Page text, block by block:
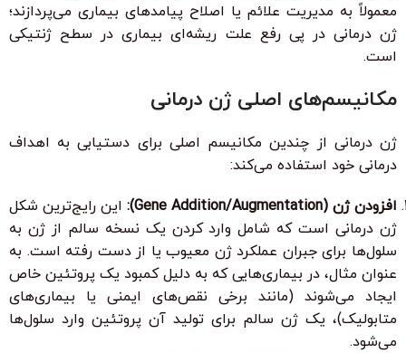
معمولاً به مدیریت علائم یا اصلاح پیامدهای بیماری می‌پردازند؛
ژن درمانی در پی رفع علت ریشه‌ای بیماری در سطح ژنتیکی
است.
مکانیسم‌های اصلی ژن درمانی
ژن درمانی از چندین مکانیسم اصلی برای دستیابی به اهداف
درمانی خود استفاده می‌کند:
افزودن ژن (Gene Addition/Augmentation):
این رایج‌ترین شکل
ژن درمانی است که شامل وارد کردن یک نسخه سالم از ژن به
سلول‌ها برای جبران عملکرد ژن معیوب یا از دست رفته است. به
عنوان مثال، در بیماری‌هایی که به دلیل کمبود یک پروتئین خاص
ایجاد می‌شوند (مانند برخی نقص‌های ایمنی یا بیماری‌های
متابولیک)، یک ژن سالم برای تولید آن پروتئین وارد سلول‌ها
می‌شود.